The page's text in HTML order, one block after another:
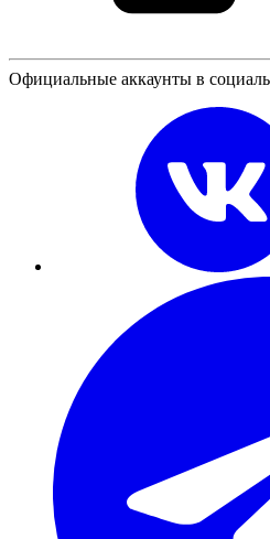
Официальные аккаунты в